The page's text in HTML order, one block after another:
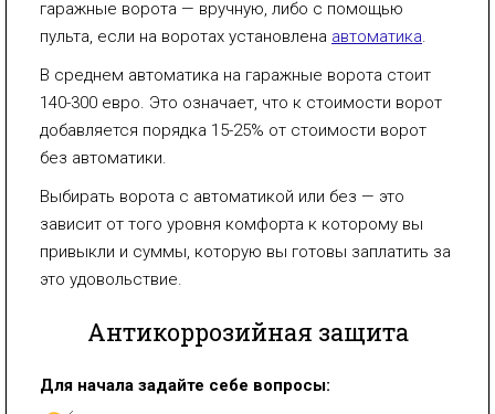
гаражные ворота — вручную, либо с помощью
пульта, если на воротах установлена автоматика.
В среднем автоматика на гаражные ворота стоит
140-300 евро. Это означает, что к стоимости ворот
добавляется порядка 15-25% от стоимости ворот
без автоматики.
Выбирать ворота с автоматикой или без — это
зависит от того уровня комфорта к которому вы
привыкли и суммы, которую вы готовы заплатить за
это удовольствие.
Антикоррозийная защита
Для начала задайте себе вопросы: